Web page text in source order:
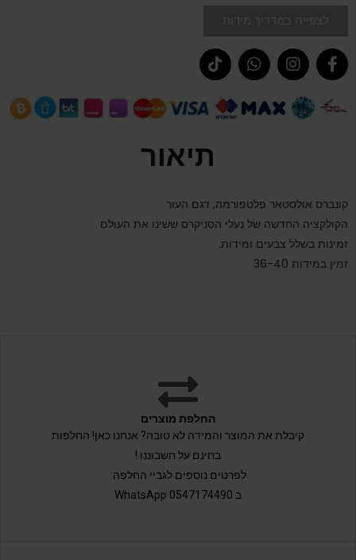
תיאור
קונברס אולסטאר פלטפורמה, דגם העור
הקולקציה החדשה של נעלי הסניקרס ששינו את העולם
זמינות בשלל צבעים ומידות.
זמין במידות 36-40
החלפת מוצרים
קיבלת את המוצר והמידה לא טובה? אנחנו כאן! החלפות
בחינם על חשבוננו !
לפרטים נוספים לגביי החלפה:
ב 0547174490 WhatsApp